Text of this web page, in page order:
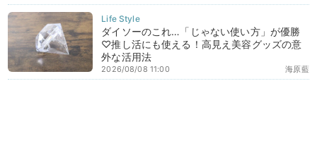
ダイソーのこれ…「じゃない使い方」が優勝
♡推し活にも使える！高見え美容グッズの意
外な活用法
海原藍
2026/08/08 11:00